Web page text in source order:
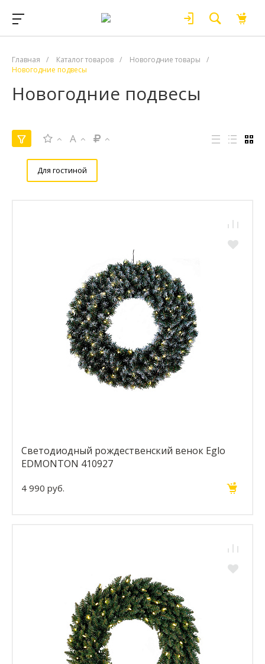
Главная / Каталог товаров / Новогодние товары
/
Новогодние подвесы
Новогодние подвесы
A
Для гостиной
Светодиодный рождественский венок Eglo
EDMONTON 410927
4 990 руб.